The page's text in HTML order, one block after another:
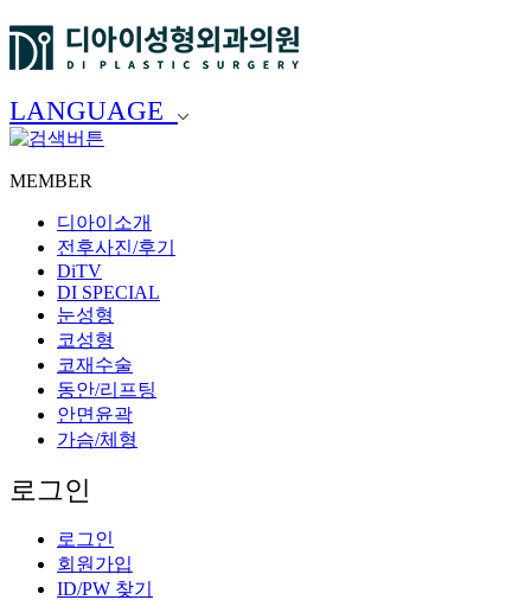
LANGUAGE
MEMBER
디아이소개
전후사진/후기
DiTV
DI SPECIAL
눈성형
코성형
코재수술
동안/리프팅
안면윤곽
가슴/체형
로그인
로그인
회원가입
ID/PW 찾기